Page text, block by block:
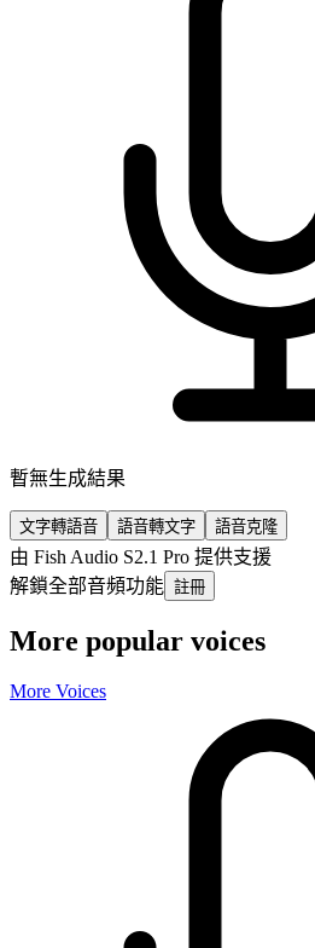
暫無生成結果
文字轉語音 語音轉文字 語音克隆
由 Fish Audio S2.1 Pro 提供支援
解鎖全部音頻功能 註冊
More popular voices
More Voices